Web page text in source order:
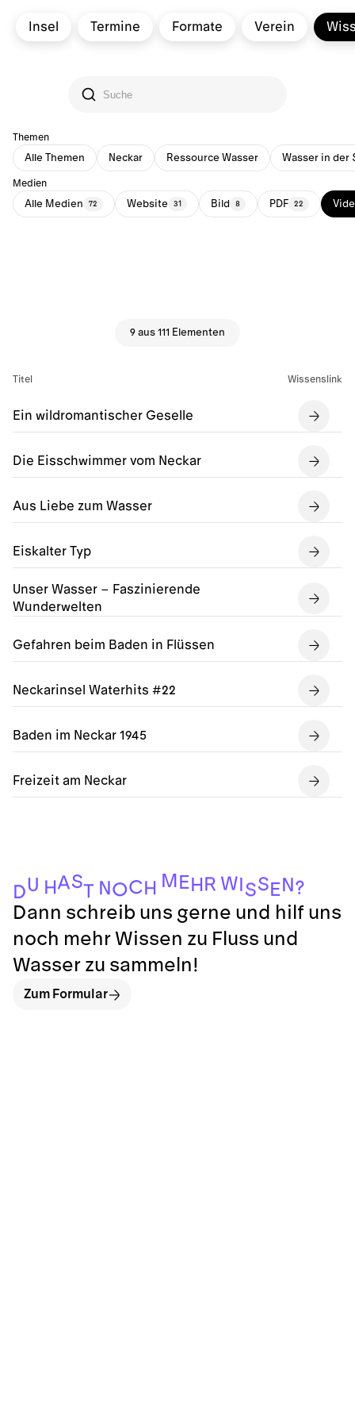
Insel Termine Formate Verein
Themen
Alle Themen Neckar Ressource Wasser Wasser in der
Medien
Alle Medien 72 Website 31 Bild 8 PDF 22
9 aus 111 Elementen
Titel Wissenslink
Ein wildromantischer Geselle
Die Eisschwimmer vom Neckar
Aus Liebe zum Wasser
Eiskalter Typ
Unser Wasser – Faszinierende
Wunderwelten
Gefahren beim Baden in Flüssen
Neckarinsel Waterhits #22
Baden im Neckar 1945
Freizeit am Neckar
DU H AST NOCH M E H R W SS E N ?
Dann schreib uns gerne und hilf uns
noch mehr Wissen zu Fluss und
Wasser zu sammeln!
Zum Formular